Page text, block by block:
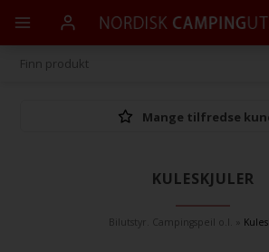
Mange tilfredse
KULESKJULER
Bilutstyr. Campingspeil o.l.